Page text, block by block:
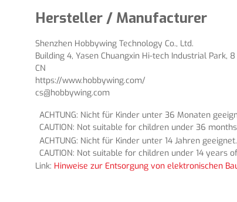
Hersteller / Manufacturer
Shenzhen Hobbywing Technology Co., Ltd.
Building 4, Yasen Chuangxin Hi-tech Industrial Park,
CN
https://www.hobbywing.com/
cs@hobbywing.com
ACHTUNG: Nicht für Kinder unter 36 Monaten
CAUTION: Not suitable for children under 36
ACHTUNG: Nicht für Kinder unter 14 Jahren
CAUTION: Not suitable for children under 14 years
Link: Hinweise zur Entsorgung von elektronischen